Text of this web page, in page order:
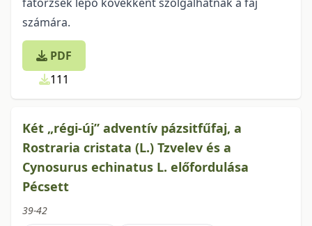
számára.
PDF
111
Két „régi-új” adventív pázsitfűfaj, a
Rostraria cristata (L.) Tzvelev és a
Cynosurus echinatus L. előfordulása
Pécsett
39-42